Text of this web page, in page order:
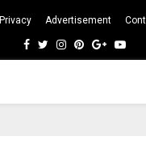
Privacy Advertisement
Facebook
TwitterInstagram
Pinterest
Google